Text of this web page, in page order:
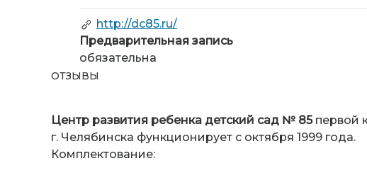
http://dc85.ru/
Предварительная запись
обязательна
ОТЗЫВЫ
Центр развития ребенка детский сад № 85первой
г. Челябинска функционирует с октября 1999 года.
Комплектование: